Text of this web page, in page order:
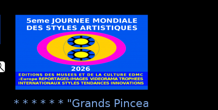
* * * * * * "Grands Pinceaux de